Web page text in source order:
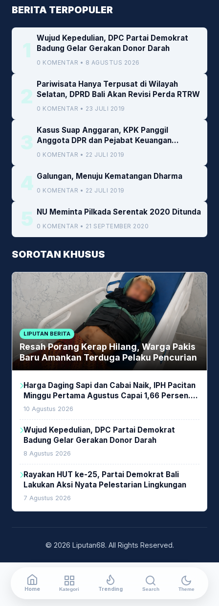
BERITA TERPOPULER
1
Wujud Kepedulian, DPC Partai Demokrat
Badung Gelar Gerakan Donor Darah
0 KOMENTAR • 8 AGUSTUS 2026
2
Pariwisata Hanya Terpusat di Wilayah
Selatan, DPRD Bali Akan Revisi Perda RTRW
0 KOMENTAR • 23 JULI 2019
3
Kasus Suap Anggaran, KPK Panggil
Anggota DPR dan Pejabat Keuangan
Kemenkeu
0 KOMENTAR • 22 JULI 2019
4 Galungan, Menuju Kematangan Dharma
0 KOMENTAR • 22 JULI 2019
5 NU Meminta Pilkada Serentak 2020 Ditunda
0 KOMENTAR • 21 SEPTEMBER 2020
SOROTAN KHUSUS
LIPUTAN BERITA
Resah Porang Kerap Hilang, Warga Pakis
Baru Amankan Terduga Pelaku Pencurian
Harga Daging Sapi dan Cabai Naik, IPH Pacitan
Minggu Pertama Agustus Capai 1,66 Persen.
Ini Penjelasan Kabag Ayub
10 Agustus 2026
Wujud Kepedulian, DPC Partai Demokrat
Badung Gelar Gerakan Donor Darah
8 Agustus 2026
Rayakan HUT ke-25, Partai Demokrat Bali
Lakukan Aksi Nyata Pelestarian Lingkungan
7 Agustus 2026
© 2026 Liputan68. All Rights Reserved.
Home Kategori Trending Search Theme